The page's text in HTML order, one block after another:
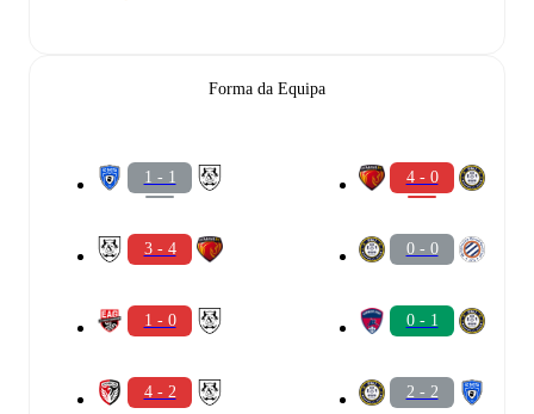
Forma da Equipa
1 - 1
3 - 4
1 - 0
4 - 2
4 - 0
0 - 0
0 - 1
2 - 2